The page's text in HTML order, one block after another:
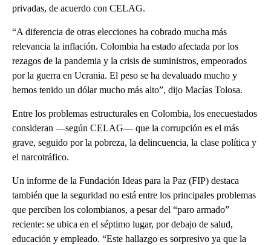
privadas, de acuerdo con CELAG.
“A diferencia de otras elecciones ha cobrado mucha más
relevancia la inflación. Colombia ha estado afectada por los
rezagos de la pandemia y la crisis de suministros, empeorados
por la guerra en Ucrania. El peso se ha devaluado mucho y
hemos tenido un dólar mucho más alto”, dijo Macías Tolosa.
Entre los problemas estructurales en Colombia, los enecuestados
consideran —según CELAG— que la corrupción es el más
grave, seguido por la pobreza, la delincuencia, la clase política y
el narcotráfico.
Un informe de la Fundación Ideas para la Paz (FIP) destaca
también que la seguridad no está entre los principales problemas
que perciben los colombianos, a pesar del “paro armado”
reciente: se ubica en el séptimo lugar, por debajo de salud,
educación y empleado. “Este hallazgo es sorpresivo ya que la